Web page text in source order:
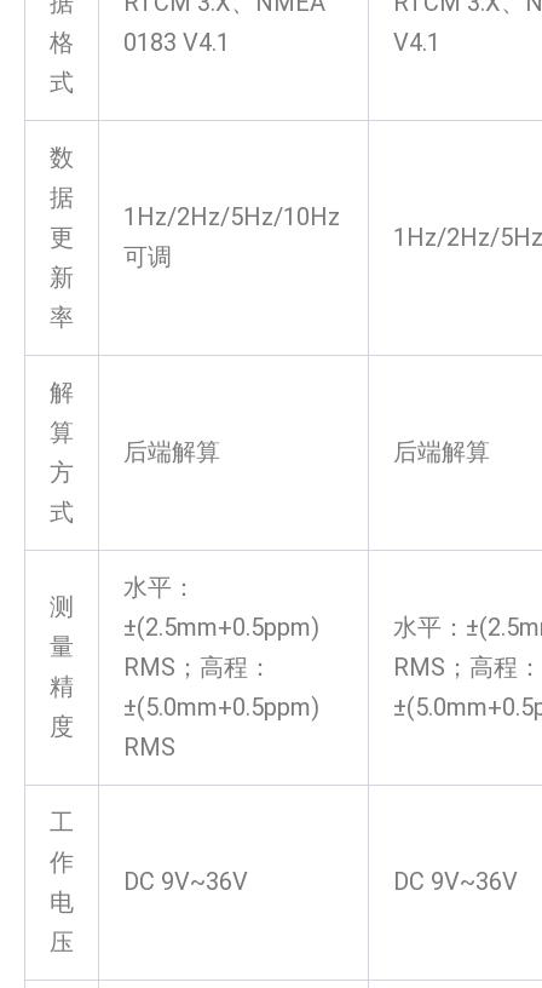
格
式
0183 V4.1
V4.1
数
据
更
新
率
1Hz/2Hz/5Hz/10Hz
可调
1Hz/2Hz/
解
算
方
式
后端解算 后端解算
测
量
精
度
水平：
±(2.5mm+0.5ppm)
RMS；高程：
±(5.0mm+0.5ppm)
RMS
水平：
RMS；高程：
工
作
电
压
DC 9V~36V DC 9V~36V